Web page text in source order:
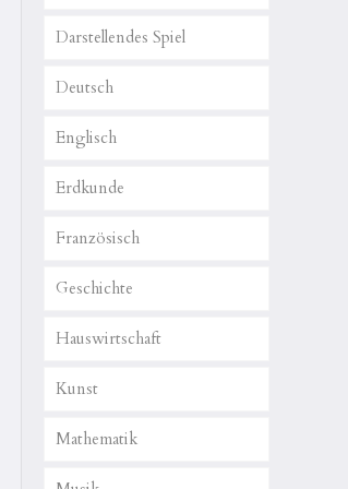
Darstellendes Spiel
Deutsch
Englisch
Erdkunde
Französisch
Geschichte
Hauswirtschaft
Kunst
Mathematik